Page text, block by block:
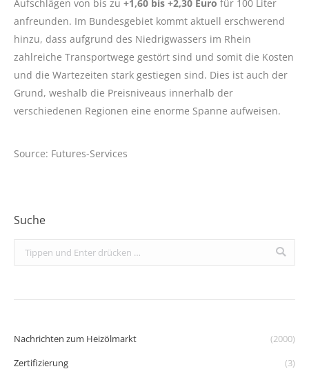
Aufschlägen von bis zu +1,60 bis +2,30 Euro für 100 Liter
anfreunden. Im Bundesgebiet kommt aktuell erschwerend
hinzu, dass aufgrund des Niedrigwassers im Rhein
zahlreiche Transportwege gestört sind und somit die Kosten
und die Wartezeiten stark gestiegen sind. Dies ist auch der
Grund, weshalb die Preisniveaus innerhalb der
verschiedenen Regionen eine enorme Spanne aufweisen.
Source: Futures-Services
Suche
Search:
Nachrichten zum Heizölmarkt
(2000)
Zertifizierung
(3)